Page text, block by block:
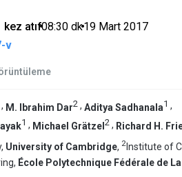
kez atıf•08:30 dk•19 Mart 2017
v
, M. Ibrahim Dar2 , Aditya Sadhanala1 ,
1 , Michael Grätzel 2 , Richard H.
University of Cambridge, 2 Institute of
École Polytechnique Fédérale de